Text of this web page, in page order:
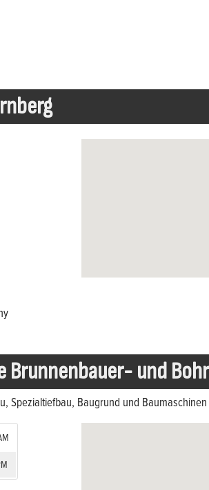
Brunnenbauer- und
Spezialtiefbau, Baugrund und Baumaschinen